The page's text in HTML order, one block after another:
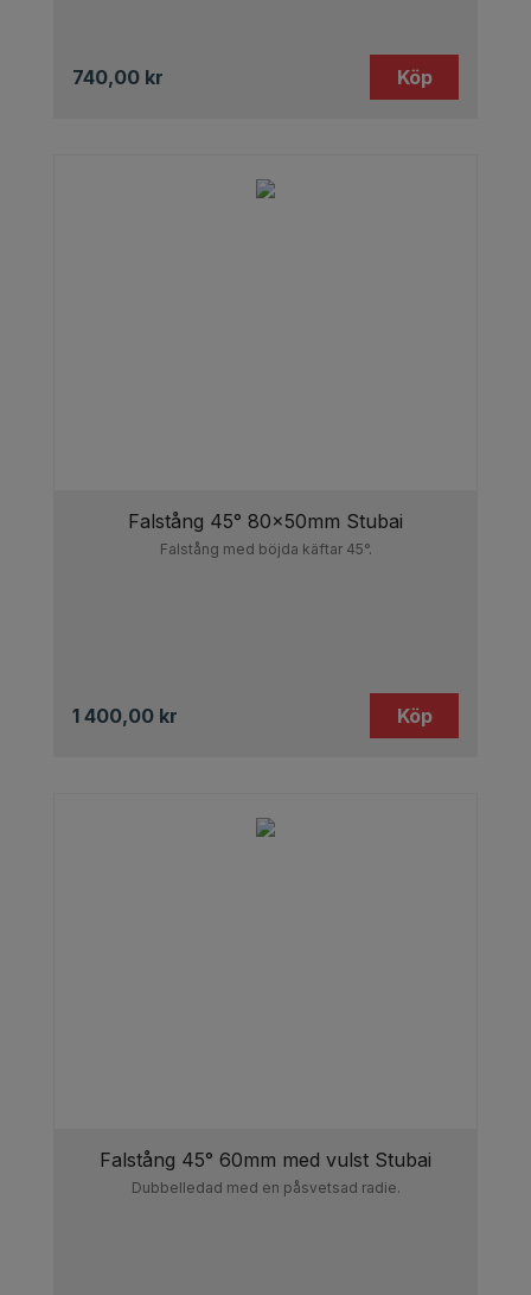
740,00 kr Köp
Falstång 45° 80x50mm Stubai
Falstång med böjda käftar 45°.
1 400,00 kr Köp
Falstång 45° 60mm med vulst Stubai
Dubbelledad med en påsvetsad radie.